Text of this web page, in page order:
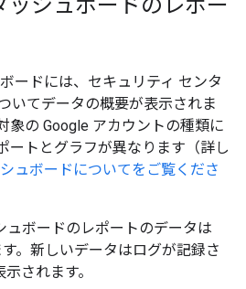
ッシュボードのレポー
ードには、セキュリティ センタ
いてデータの概要が表示されま
象の Google アカウントの種類に
ートとグラフが異なります（詳し
ュボードについてをご覧くださ
ュボードのレポートのデータは
。新しいデータはログが記録さ
されます。